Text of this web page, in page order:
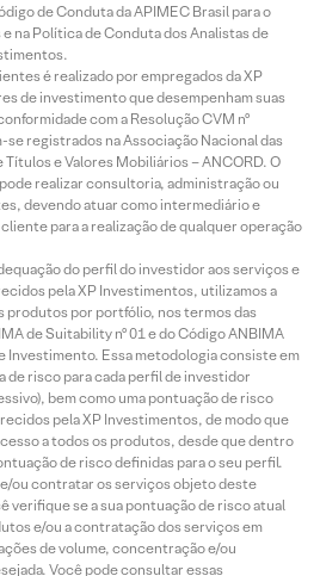
de Conduta da APIMEC Brasil para o
na Política de Conduta dos Analistas de
é realizado por empregados da XP
de investimento que desempenham suas
com a Resolução CVM nº
registrados na Associação Nacional das
e Valores Mobiliários – ANCORD. O
realizar consultoria, administração ou
devendo atuar como intermediário e
para a realização de qualquer operação
do perfil do investidor aos serviços e
pela XP Investimentos, utilizamos a
produtos por portfólio, nos termos das
de Suitability nº 01 e do Código ANBIMA
Investimento. Essa metodologia consiste em
de risco para cada perfil de investidor
bem como uma pontuação de risco
pela XP Investimentos, de modo que
a todos os produtos, desde que dentro
de risco definidas para o seu perfil.
ou contratar os serviços objeto deste
verifique se a sua pontuação de risco atual
e/ou a contratação dos serviços em
de volume, concentração e/ou
Você pode consultar essas